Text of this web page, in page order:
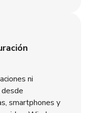
ni
smartphones y